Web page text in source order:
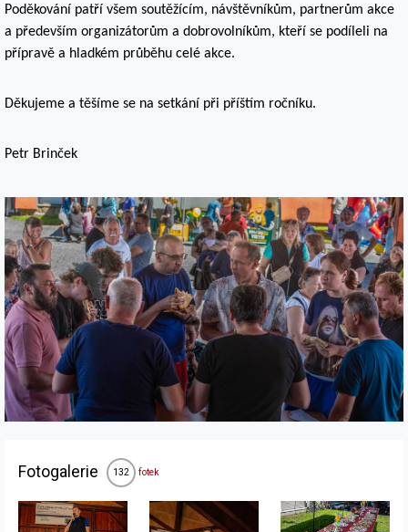
Poděkování patří všem soutěžícím, návštěvníkům, partnerům akce
a především organizátorům a dobrovolníkům, kteří se podíleli na
přípravě a hladkém průběhu celé akce.
Děkujeme a těšíme se na setkání při příštím ročníku.
Petr Brinček
Fotogalerie 132 fotek